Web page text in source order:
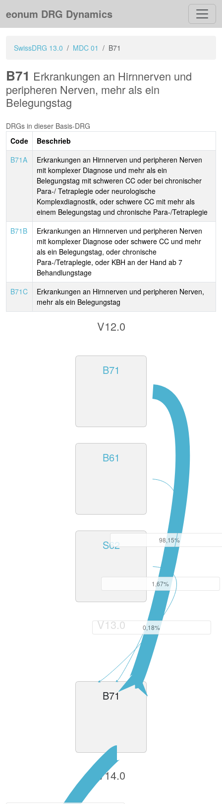
eonum DRG Dynamics
SwissDRG 13.0 MDC 01 B71
B71 Erkrankungen an Hirnnerven und
peripheren Nerven, mehr als ein
Belegungstag
DRGs in dieser Basis-DRG
Code
Beschrieb
B71A
Erkrankungen an Hirnnerven und peripheren Nerven
mit komplexer Diagnose und mehr als ein
Belegungstag mit schweren CC oder bei chronischer
Para-/ Tetraplegie oder neurologische
Komplexdiagnostik, oder schwere CC mit mehr als
einem Belegungstag und chronische Para-/Tetraplegie
B71B
Erkrankungen an Hirnnerven und peripheren Nerven
mit komplexer Diagnose oder schwere CC und mehr
als ein Belegungstag, oder chronische
Para-/Tetraplegie, oder KBH an der Hand ab 7
Behandlungstage
B71C
Erkrankungen an Hirnnerven und peripheren Nerven,
mehr als ein Belegungstag
V12.0
B71
B61
S62
V13.0
B71
V14.0
98,15%
1,67%
0,18%